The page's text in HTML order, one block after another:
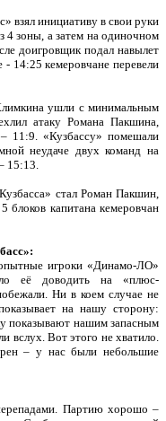
взял инициативу в свои руки
зоны, а затем на одиночном
доигровщик подал навылет
- 14:25 кемеровчане перевели
ушли с минимальным
атаку Романа Пакшина,
11:9. «Кузбассу» помешали
неудаче двух команд на
15:13.
стал Роман Пакшин,
блоков капитана кемеровчан
игроки «Динамо-ЛО»
её доводить на «плюс-
Ни в коем случае не
азывает на нашу сторону:
показывают нашим запасным
вслух. Вот этого не хватило.
– у нас были небольшие
Партию хорошо –